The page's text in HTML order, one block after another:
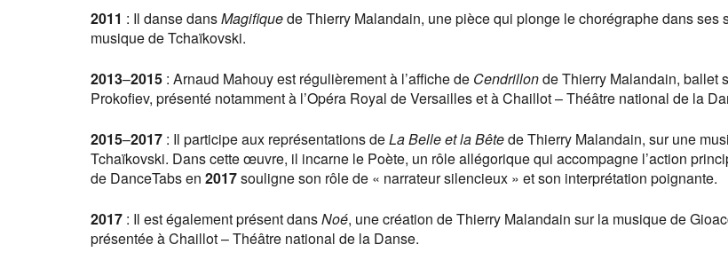
2011 : Il danse dansMagifiquede Thierry Malandain, une pièce qui plonge le chorégraphe dans ses
musique de Tchaïkovski.
2013–2015 : Arnaud Mahouy est régulièrement à l’affiche de Cendrillonde Thierry Malandain, ballet
Prokofiev, présenté notamment à l’Opéra Royal de Versailles et à Chaillot – Théâtre national de la
2015–2017 : Il participe aux représentations deLa Belle et la Bêtede Thierry Malandain, sur une
Tchaïkovski. Dans cette œuvre, il incarne le Poète, un rôle allégorique qui accompagne l’action
de DanceTabs en 2017souligne son rôle de « narrateur silencieux » et son interprétation poignante.
2017 : Il est également présent dansNoé, une création de Thierry Malandain sur la musique de
présentée à Chaillot – Théâtre national de la Danse.